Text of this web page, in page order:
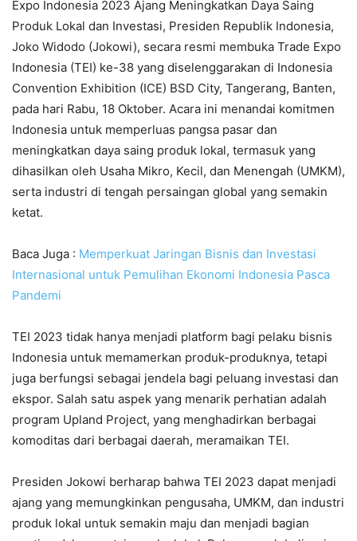
Expo Indonesia 2023 Ajang Meningkatkan Daya Saing
Produk Lokal dan Investasi, Presiden Republik Indonesia,
Joko Widodo (Jokowi), secara resmi membuka Trade Expo
Indonesia (TEI) ke-38 yang diselenggarakan di Indonesia
Convention Exhibition (ICE) BSD City, Tangerang, Banten,
pada hari Rabu, 18 Oktober. Acara ini menandai komitmen
Indonesia untuk memperluas pangsa pasar dan
meningkatkan daya saing produk lokal, termasuk yang
dihasilkan oleh Usaha Mikro, Kecil, dan Menengah (UMKM),
serta industri di tengah persaingan global yang semakin
ketat.
Baca Juga : Memperkuat Jaringan Bisnis dan Investasi
Internasional untuk Pemulihan Ekonomi Indonesia Pasca
Pandemi
TEI 2023 tidak hanya menjadi platform bagi pelaku bisnis
Indonesia untuk memamerkan produk-produknya, tetapi
juga berfungsi sebagai jendela bagi peluang investasi dan
ekspor. Salah satu aspek yang menarik perhatian adalah
program Upland Project, yang menghadirkan berbagai
komoditas dari berbagai daerah, meramaikan TEI.
Presiden Jokowi berharap bahwa TEI 2023 dapat menjadi
ajang yang memungkinkan pengusaha, UMKM, dan industri
produk lokal untuk semakin maju dan menjadi bagian